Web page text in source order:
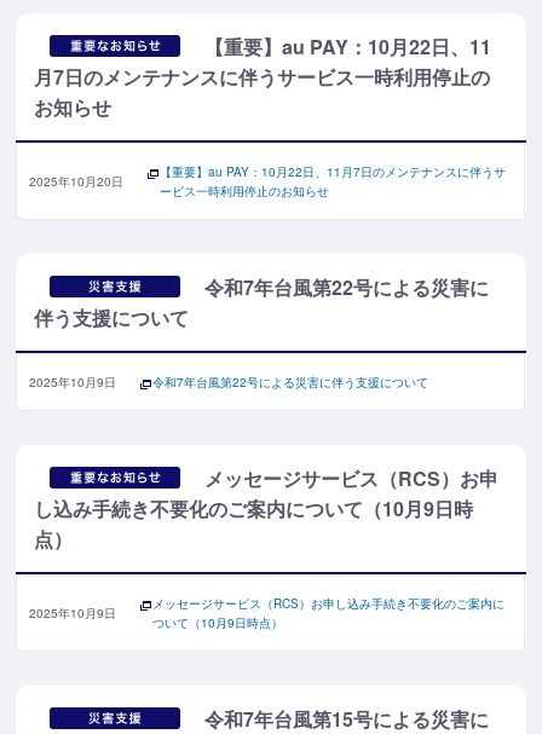
【重要】au PAY：10月22日、11
月7日のメンテナンスに伴うサービス一時利用停止の
お知らせ
2025年10月20日
【重要】au PAY：10月22日、11月7日のメンテナンスに伴うサ
ービス一時利用停止のお知らせ
令和7年台風第22号による災害に
伴う支援について
2025年10月9日 令和7年台風第22号による災害に伴う支援について
メッセージサービス（RCS）お申
し込み手続き不要化のご案内について（10月9日時
点）
2025年10月9日
メッセージサービス（RCS）お申し込み手続き不要化のご案内に
ついて（10月9日時点）
令和7年台風第15号による災害に